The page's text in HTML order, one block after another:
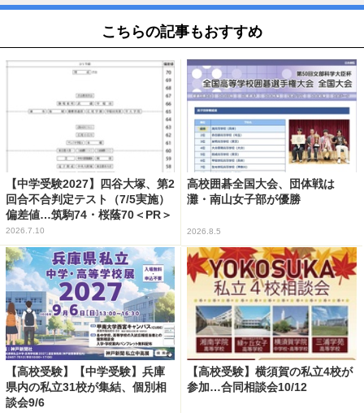
こちらの記事もおすすめ
【中学受験2027】四谷大塚、第2
回合不合判定テスト（7/5実施）
偏差値…筑駒74・桜蔭70＜PR＞
2026.7.10
高校囲碁全国大会、団体戦は
灘・南山女子部が優勝
2026.8.5
【高校受験】【中学受験】兵庫
県内の私立31校が集結、個別相
談会9/6
【高校受験】横須賀の私立4校が
参加…合同相談会10/12